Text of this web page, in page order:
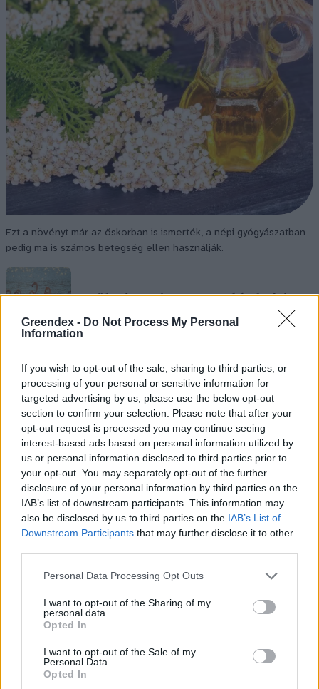
Greendex - Do Not Process My Personal
Information
If you wish to opt-out of the sale, sharing to third parties, or
processing of your personal or sensitive information for
targeted advertising by us, please use the below opt-out
section to confirm your selection. Please note that after your
opt-out request is processed you may continue seeing
interest-based ads based on personal information utilized by
us or personal information disclosed to third parties prior to
your opt-out. You may separately opt-out of the further
disclosure of your personal information by third parties on the
IAB’s list of downstream participants. This information may
also be disclosed by us to third parties on the IAB’s List of
Downstream Participants that may further disclose it to other
Personal Data Processing Opt Outs
I want to opt-out of the Sharing of my
personal data.
Opted In
I want to opt-out of the Sale of my
Personal Data.
Opted In
Ezt a növényt már az őskorban is ismerték, a népi gyógyászatban
pedig ma is számos betegség ellen használják.
Születésnapi programokkal várja a
hétvégén a közönséget a 160 éves
ÉLŐ BOLYGÓNK
Szedd magad őszibarack: itt vannak
a legjobb lelőhelyek!
SZEMLE
Négy éven belül valósággá válhatnak az
elektromos repülőjáratok Európában